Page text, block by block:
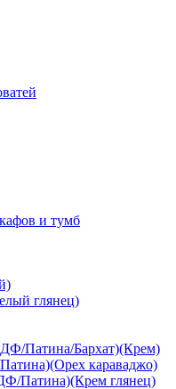
и тумб
глянец)
Патина/Бархат)(Крем)
караваджо)
Патина)(Крем глянец)